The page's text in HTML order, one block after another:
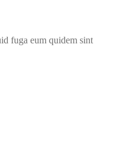
fuga eum quidem sint